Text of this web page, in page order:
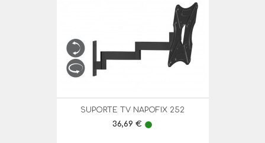
SUPORTE TV NAPOFIX 252
Preço
36,69 € lens